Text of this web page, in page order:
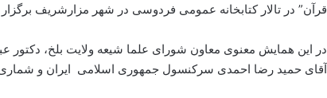
قرآن” در تالار کتابخانه عمومی فردوسی در شهر مزارشریف برگزار
در این همایش معنوی معاون شورای علما شیعه ولایت بلخ، دکتور
آقای حمید رضا احمدی سرکنسول جمهوری اسلامی ایران و